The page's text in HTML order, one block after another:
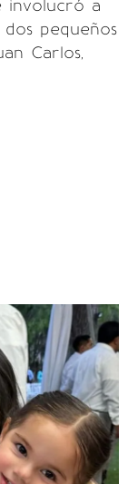
involucró a
pequeños
Carlos,